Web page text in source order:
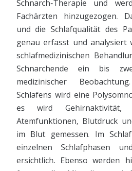
Schnarch-Therapie und
Fachärzten hinzugezogen.
und die Schlafqualität des
genau erfasst und analysiert
schlafmedizinischen
Schnarchende ein bis
medizinischer
Schlafens wird eine
es wird Gehirnaktivität,
Atemfunktionen, Blutdruck
im Blut gemessen. Im
einzelnen Schlafphasen
ersichtlich. Ebenso werden